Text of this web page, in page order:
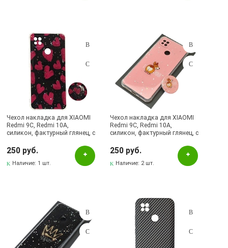
Чехол накладка для XIAOMI
Redmi 9C, Redmi 10A,
силикон, фактурный глянец, с
Сердечки
250 руб.
Наличие: 1 шт.
Чехол накладка для XIAOMI
Redmi 9C, Redmi 10A,
силикон, фактурный глянец, с
You
250 руб.
Наличие: 2 шт.